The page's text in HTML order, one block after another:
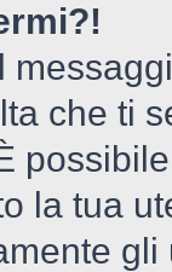
che ti
la tua